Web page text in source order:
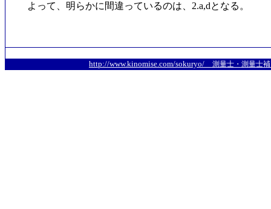
よって、明らかに間違っているのは、2.a,dとなる。
http://www.kinomise.com/sokuryo/ 測量士・測量士補